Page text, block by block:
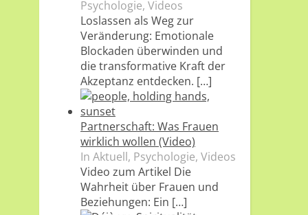
Psychologie, Videos
Loslassen als Weg zur
Veränderung: Emotionale
Blockaden überwinden und
die transformative Kraft der
Akzeptanz entdecken. […]
Partnerschaft: Was Frauen
wirklich wollen (Video)
In Aktuell, Psychologie, Videos
Video zum Artikel Die
Wahrheit über Frauen und
Beziehungen: Ein […]